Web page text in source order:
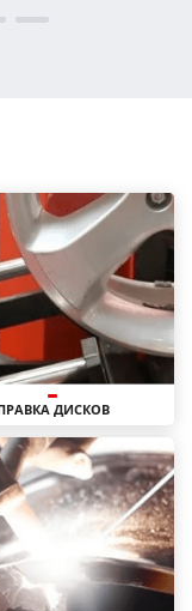
ДИСКОВ